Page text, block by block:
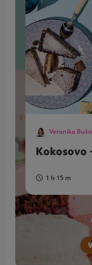
Veronika
Kokosovo
1 h 15 m